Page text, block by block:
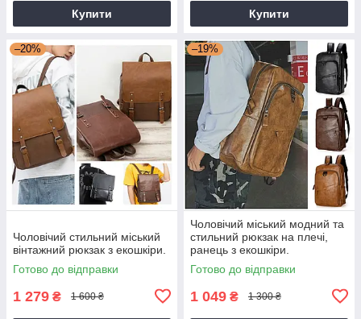
Купити Купити
–20%
Чоловічий стильний міський
вінтажний рюкзак з екошкіри.
Готово до відправки
1 279 ₴ 1 600 ₴
–19%
Чоловічий міський модний та
стильний рюкзак на плечі,
ранець з екошкіри.
Готово до відправки
1 049 ₴ 1 300 ₴